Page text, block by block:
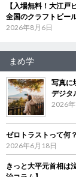
【入場無料！大江
全国のクラフトビー
2026年8月6日
まめ学
写真に
デジタ
2026
ゼロトラストって何
2026年6月18日
きっと大平元首相は